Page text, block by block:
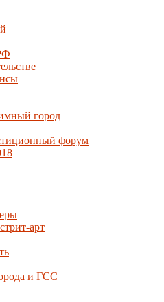
город
форум
арт
и ГСС